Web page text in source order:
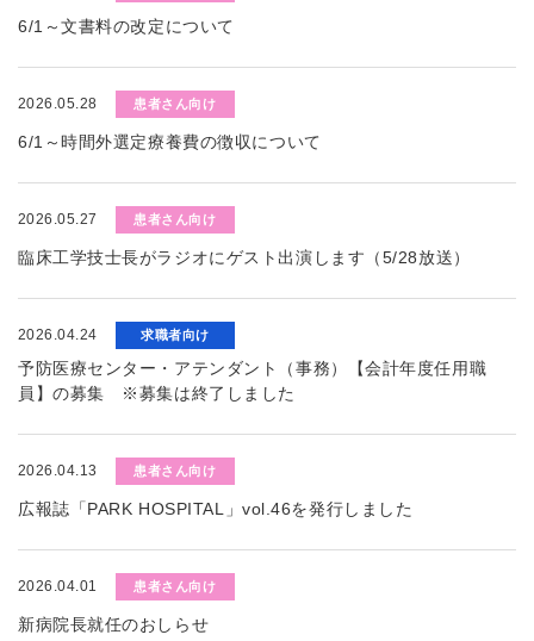
6/1～文書料の改定について
2026.05.28 患者さん向け
6/1～時間外選定療養費の徴収について
2026.05.27 患者さん向け
臨床工学技士長がラジオにゲスト出演します（5/28放送）
2026.04.24 求職者向け
予防医療センター・アテンダント（事務）【会計年度任用職
員】の募集 ※募集は終了しました
2026.04.13 患者さん向け
広報誌「PARK HOSPITAL」vol.46を発行しました
2026.04.01 患者さん向け
新病院長就任のおしらせ